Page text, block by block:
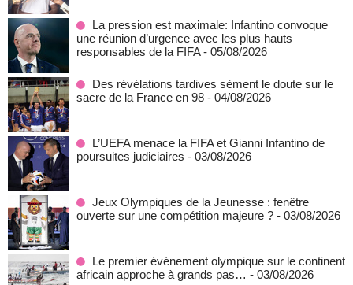
La pression est maximale: Infantino convoque
une réunion d’urgence avec les plus hauts
responsables de la FIFA - 05/08/2026
Des révélations tardives sèment le doute sur le
sacre de la France en 98 - 04/08/2026
L’UEFA menace la FIFA et Gianni Infantino de
poursuites judiciaires - 03/08/2026
Jeux Olympiques de la Jeunesse : fenêtre
ouverte sur une compétition majeure ? - 03/08/2026
Le premier événement olympique sur le continent
africain approche à grands pas… - 03/08/2026